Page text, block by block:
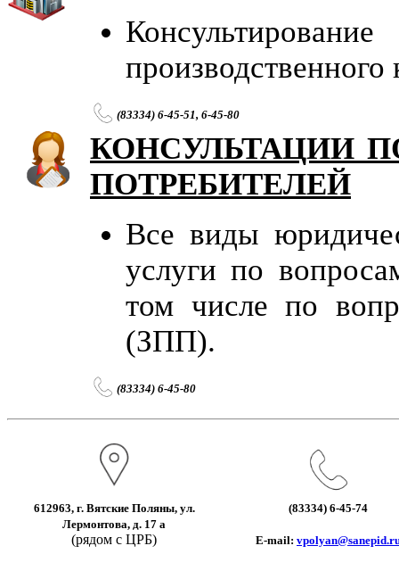
производственного
(83334) 6-45-51, 6-45-80
КОНСУЛЬТАЦИИ
ПОТРЕБИТЕЛЕЙ
Все виды
услуги по
том числе по
(ЗПП).
(83334) 6-45-80
612963, г. Вятские Поляны, ул.
Лермонтова, д. 17 а
(рядом с ЦРБ)
(83334) 6-45-74
E-mail: